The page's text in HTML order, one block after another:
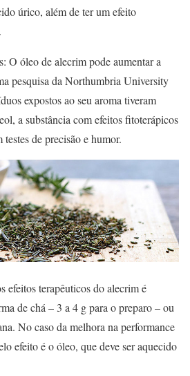
úrico, além de ter um efeito
O óleo de alecrim pode aumentar a
pesquisa da Northumbria University
expostos ao seu aroma tiveram
a substância com efeitos fitoterápicos
de precisão e humor.
efeitos terapêuticos do alecrim é
de chá – 3 a 4 g para o preparo – ou
No caso da melhora na performance
efeito é o óleo, que deve ser aquecido